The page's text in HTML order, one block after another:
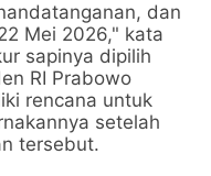
dan
Mei 2026," kata
sapinya dipilih
RI Prabowo
rencana untuk
setelah
tersebut.